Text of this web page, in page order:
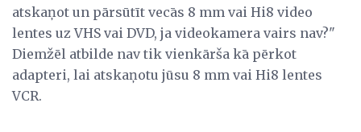
atskaņot un pārsūtīt vecās 8 mm vai Hi8 video
lentes uz VHS vai DVD, ja videokamera vairs nav?"
Diemžēl atbilde nav tik vienkārša kā pērkot
adapteri, lai atskaņotu jūsu 8 mm vai Hi8 lentes
VCR.